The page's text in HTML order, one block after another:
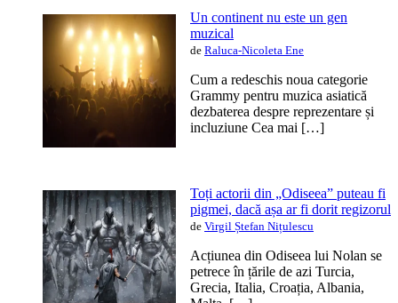
Un continent nu este un gen
muzical
de Raluca-Nicoleta Ene
Cum a redeschis noua categorie
Grammy pentru muzica asiatică
dezbaterea despre reprezentare și
incluziune Cea mai […]
Toți actorii din „Odiseea” puteau fi
pigmei, dacă așa ar fi dorit regizorul
de Virgil Ștefan Nițulescu
Acțiunea din Odiseea lui Nolan se
petrece în țările de azi Turcia,
Grecia, Italia, Croația, Albania,